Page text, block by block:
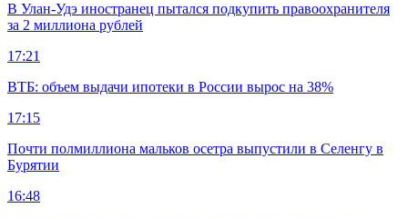
В Улан-Удэ иностранец пытался подкупить правоохранителя
за 2 миллиона рублей
17:21
ВТБ: объем выдачи ипотеки в России вырос на 38%
17:15
Почти полмиллиона мальков осетра выпустили в Селенгу в
Бурятии
16:48